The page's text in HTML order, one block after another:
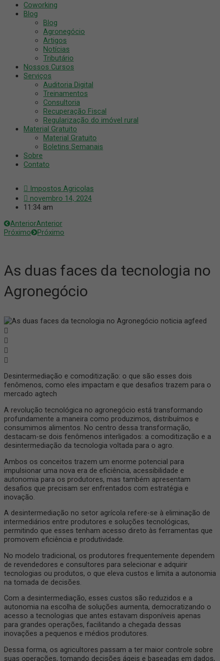
Coworking
Blog
Blog
Agronegócio
Artigos
Notícias
Tributário
Nossos Cursos
Serviços
Auditoria Digital
Treinamentos
Consultoria
Recuperação Fiscal
Regularização do imóvel rural
Material Gratuito
Material Gratuito
Boletins Semanais
Sobre
Contato
Impostos Agricolas
novembro 14, 2024
11:34 am
AnteriorAnterior
Próximo
Próximo
As duas faces da tecnologia no
Agronegócio
Desintermediação e comoditização: o que são esses dois
fenômenos, como eles impactam e que desafios trazem para o
mercado agtech
A revolução tecnológica no agronegócio está transformando
profundamente a maneira como produzimos, distribuímos e
consumimos alimentos. No centro dessa transformação,
destacam-se dois fenômenos interligados: a comoditização e a
desintermediação da tecnologia voltada para o agro.
Ambos os conceitos trazem um enorme potencial para
impulsionar uma nova era de eficiência, acessibilidade e
autonomia para os produtores, mas também apresentam
desafios que precisam ser enfrentados com estratégia e
inovação.
A desintermediação no setor agrícola refere-se à eliminação de
intermediários entre produtores e soluções tecnológicas,
permitindo que esses tenham acesso direto às ferramentas que
promovem eficiência e produtividade.
No modelo tradicional, os produtores frequentemente dependem
de revendedores e consultores para selecionar e adquirir
tecnologias ou produtos, o que eleva custos e limita a autonomia
na tomada de decisões.
Com a desintermediação, esses custos são reduzidos e a
autonomia na escolha de soluções aumenta, democratizando o
acesso a tecnologias que antes estavam disponíveis apenas
para grandes operações, facilitando a chegada dessas
inovações a pequenos e médios produtores.
Dessa forma, os agricultores passam a ter maior controle sobre
suas operações, tomando decisões ágeis e baseadas em dados,